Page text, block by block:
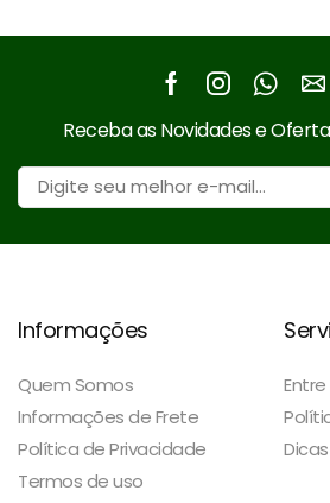
Facebook
Instagram
Receba as Novidades e
Informações
Quem Somos
Informações de Frete
Política de Privacidade
Termos de uso